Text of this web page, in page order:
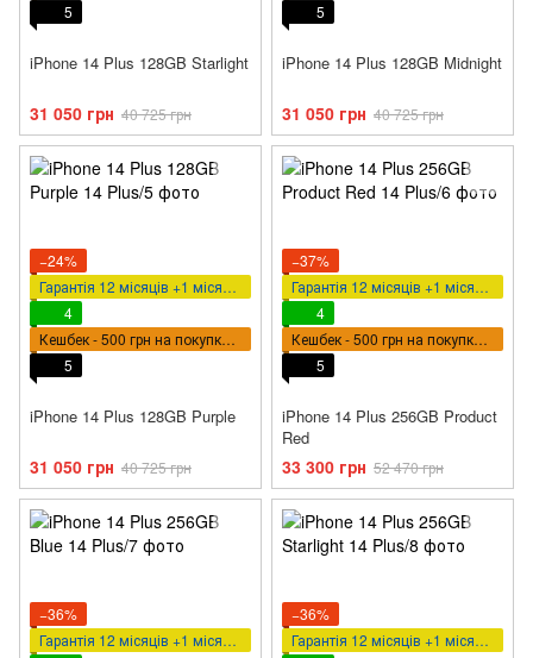
5
iPhone 14 Plus 128GB Starlight
31 050 грн 40 725 грн
5
iPhone 14 Plus 128GB Midnight
31 050 грн 40 725 грн
−24%
Гарантія 12 місяців +1 місяць у подарунок
4
Кешбек - 500 грн на покупку ВПТ
5
iPhone 14 Plus 128GB Purple
31 050 грн 40 725 грн
−37%
Гарантія 12 місяців +1 місяць у подарунок
4
Кешбек - 500 грн на покупку ВПТ
5
iPhone 14 Plus 256GB Product
Red
33 300 грн 52 470 грн
−36%
Гарантія 12 місяців +1 місяць у подарунок
−36%
Гарантія 12 місяців +1 місяць у подарунок